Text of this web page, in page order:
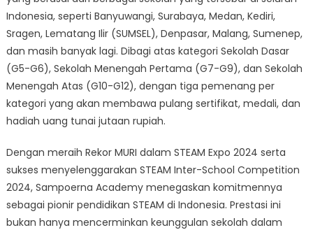
Indonesia, seperti Banyuwangi, Surabaya, Medan, Kediri,
Sragen, Lematang Ilir (SUMSEL), Denpasar, Malang, Sumenep,
dan masih banyak lagi. Dibagi atas kategori Sekolah Dasar
(G5-G6), Sekolah Menengah Pertama (G7-G9), dan Sekolah
Menengah Atas (G10-G12), dengan tiga pemenang per
kategori yang akan membawa pulang sertifikat, medali, dan
hadiah uang tunai jutaan rupiah.
Dengan meraih Rekor MURI dalam STEAM Expo 2024 serta
sukses menyelenggarakan STEAM Inter-School Competition
2024, Sampoerna Academy menegaskan komitmennya
sebagai pionir pendidikan STEAM di Indonesia. Prestasi ini
bukan hanya mencerminkan keunggulan sekolah dalam